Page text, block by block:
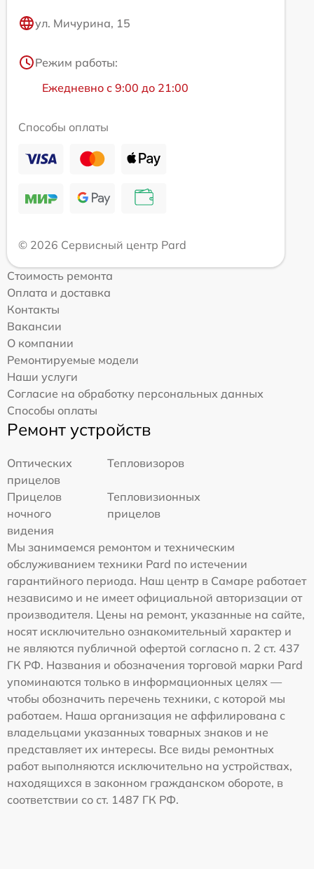
ул. Мичурина, 15
Режим работы:
Ежедневно с 9:00 до 21:00
Способы оплаты
© 2026 Сервисный центр Pard
Стоимость ремонта
Оплата и доставка
Контакты
Вакансии
О компании
Ремонтируемые модели
Наши услуги
Согласие на обработку персональных данных
Способы оплаты
Ремонт устройств
Оптических
прицелов
Тепловизоров
Прицелов
ночного
видения
Тепловизионных
прицелов
Мы занимаемся ремонтом и техническим
обслуживанием техники Pard по истечении
гарантийного периода. Наш центр в Самаре работает
независимо и не имеет официальной авторизации от
производителя. Цены на ремонт, указанные на сайте,
носят исключительно ознакомительный характер и
не являются публичной офертой согласно п. 2 ст. 437
ГК РФ. Названия и обозначения торговой марки Pard
упоминаются только в информационных целях —
чтобы обозначить перечень техники, с которой мы
работаем. Наша организация не аффилирована с
владельцами указанных товарных знаков и не
представляет их интересы. Все виды ремонтных
работ выполняются исключительно на устройствах,
находящихся в законном гражданском обороте, в
соответствии со ст. 1487 ГК РФ.